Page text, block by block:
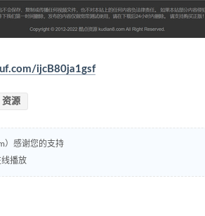
ijcB80ja1gsf
资源
）感谢您的支持
播放